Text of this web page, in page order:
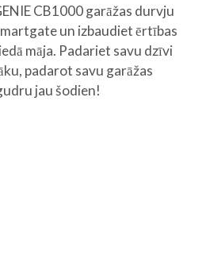
CB1000 garāžas durvju
un izbaudiet ērtības
māja. Padariet savu dzīvi
padarot savu garāžas
jau šodien!